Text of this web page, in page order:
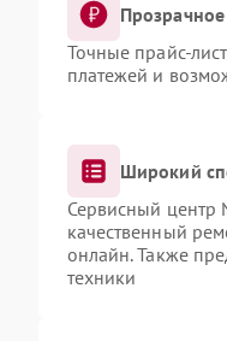
Точные прайс-
платежей и
Широкий
Сервисный центр
качественный
онлайн. Также
техники